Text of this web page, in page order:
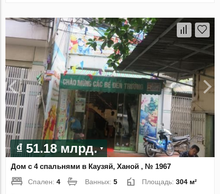
₫ 51.18 млрд.
Дом с 4 спальнями в Каузяй, Ханой , № 1967
Спален:4 Ванных:5 Площадь:304 м²